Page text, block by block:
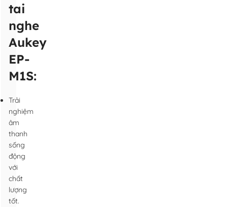
tai
nghe
Aukey
EP-
M1S:
Trải
nghiệm
âm
thanh
sống
động
với
chất
lượng
tốt.